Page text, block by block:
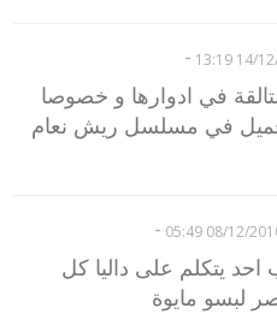
14/12/
-
في ادوارها و خصوصا
في مسلسل ريش نعام
08/12/2010
-
احد يتكلم على داليا كل
لبسو مايوة